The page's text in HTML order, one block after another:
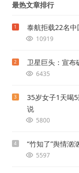
最热文章排行
1 泰航拒载22名中
10919
2 卫星巨头：宣布
6435
3
35岁女子1天喝
说
5800
4 “竹知了”舆情汹
5597